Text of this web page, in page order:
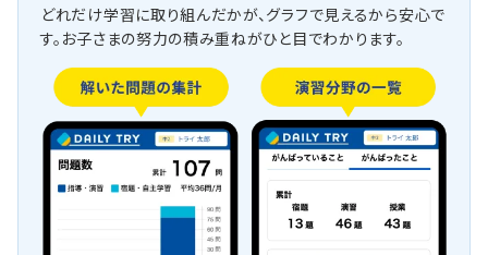
どれだけ学習に取り組んだかが、グラフで見えるから安心で
す。お子さまの努力の積み重ねがひと目でわかります。